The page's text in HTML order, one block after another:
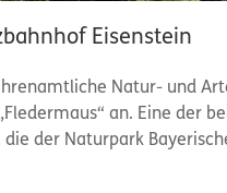
Eisenstein
Natur- und
an. Eine der
der Naturpark